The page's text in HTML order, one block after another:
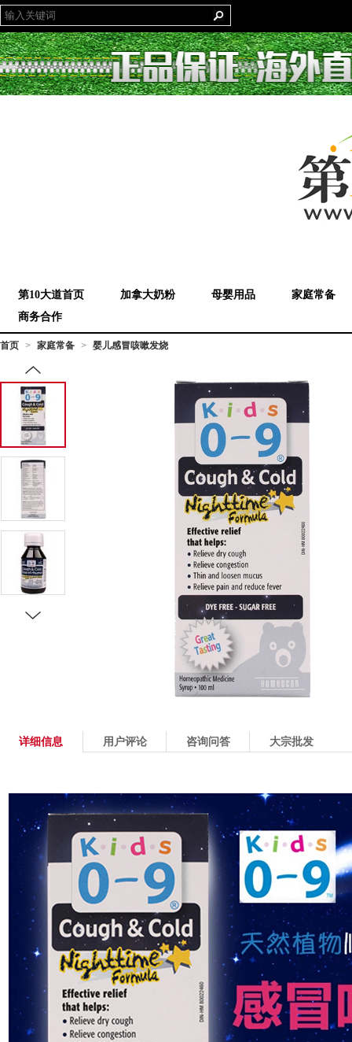
第10大道首页 加拿大奶粉 母婴用品
家庭常备
商务合作
首页 > 家庭常备 > 婴儿感冒咳嗽发烧
详细信息 用户评论 咨询问答 大宗批发